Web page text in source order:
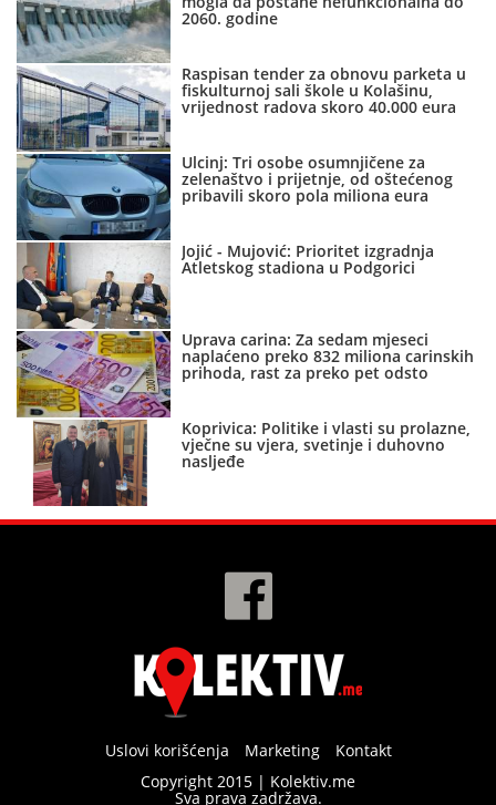
2060. godine
Raspisan tender za obnovu parketa u
fiskulturnoj sali škole u Kolašinu,
vrijednost radova skoro 40.000 eura
Ulcinj: Tri osobe osumnjičene za
zelenaštvo i prijetnje, od oštećenog
pribavili skoro pola miliona eura
Jojić - Mujović: Prioritet izgradnja
Atletskog stadiona u Podgorici
Uprava carina: Za sedam mjeseci
naplaćeno preko 832 miliona carinskih
prihoda, rast za preko pet odsto
Koprivica: Politike i vlasti su prolazne,
vječne su vjera, svetinje i duhovno
nasljeđe
Uslovi korišćenja Marketing
Kontakt
Copyright 2015 | Kolektiv.me
Sva prava zadržava.